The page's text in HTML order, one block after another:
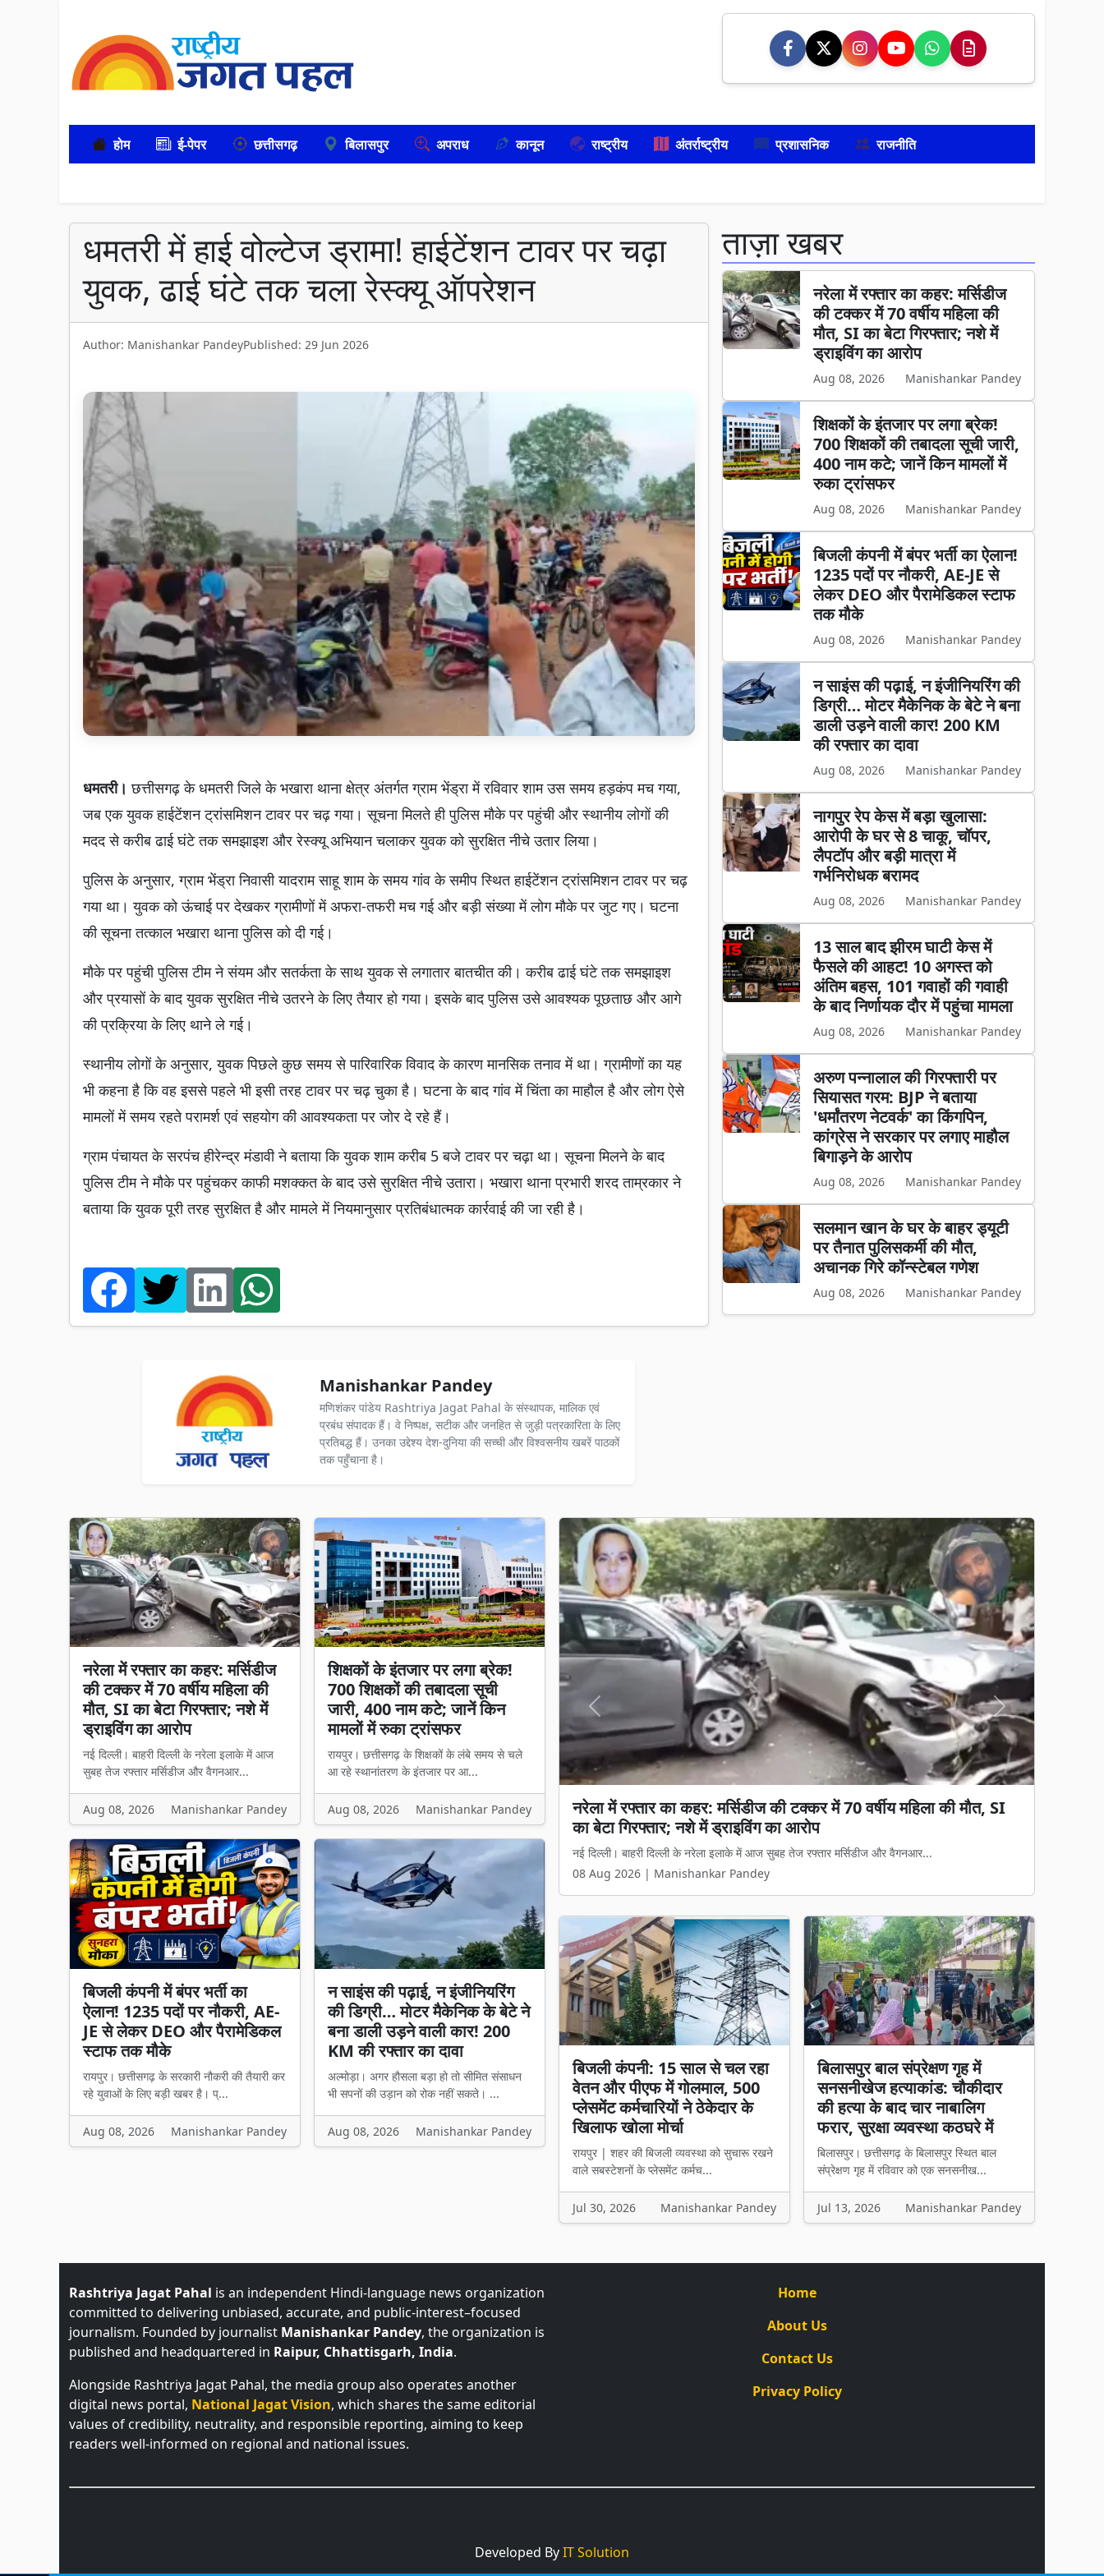
होम ई-पेपर छत्तीसगढ़ बिलासपुर अपराध कानून राष्ट्रीय अंतर्राष्ट्रीय प्रशासनिक राजनीति
धमतरी में हाई वोल्टेज ड्रामा! हाईटेंशन टावर पर चढ़ा
युवक, ढाई घंटे तक चला रेस्क्यू ऑपरेशन
Author: Manishankar PandeyPublished: 29 Jun 2026
धमतरी।छत्तीसगढ़ के धमतरी जिले के भखारा थाना क्षेत्र अंतर्गत ग्राम भेंड्रा में रविवार शाम उस समय हड़कंप मच गया,
जब एक युवक हाईटेंशन ट्रांसमिशन टावर पर चढ़ गया। सूचना मिलते ही पुलिस मौके पर पहुंची और स्थानीय लोगों की
मदद से करीब ढाई घंटे तक समझाइश और रेस्क्यू अभियान चलाकर युवक को सुरक्षित नीचे उतार लिया।
पुलिस के अनुसार, ग्राम भेंड्रा निवासी यादराम साहू शाम के समय गांव के समीप स्थित हाईटेंशन ट्रांसमिशन टावर पर चढ़
गया था। युवक को ऊंचाई पर देखकर ग्रामीणों में अफरा-तफरी मच गई और बड़ी संख्या में लोग मौके पर जुट गए। घटना
की सूचना तत्काल भखारा थाना पुलिस को दी गई।
मौके पर पहुंची पुलिस टीम ने संयम और सतर्कता के साथ युवक से लगातार बातचीत की। करीब ढाई घंटे तक समझाइश
और प्रयासों के बाद युवक सुरक्षित नीचे उतरने के लिए तैयार हो गया। इसके बाद पुलिस उसे आवश्यक पूछताछ और आगे
की प्रक्रिया के लिए थाने ले गई।
स्थानीय लोगों के अनुसार, युवक पिछले कुछ समय से पारिवारिक विवाद के कारण मानसिक तनाव में था। ग्रामीणों का यह
भी कहना है कि वह इससे पहले भी इसी तरह टावर पर चढ़ चुका है। घटना के बाद गांव में चिंता का माहौल है और लोग ऐसे
मामलों में समय रहते परामर्श एवं सहयोग की आवश्यकता पर जोर दे रहे हैं।
ग्राम पंचायत के सरपंच हीरेन्द्र मंडावी ने बताया कि युवक शाम करीब 5 बजे टावर पर चढ़ा था। सूचना मिलने के बाद
पुलिस टीम ने मौके पर पहुंचकर काफी मशक्कत के बाद उसे सुरक्षित नीचे उतारा। भखारा थाना प्रभारी शरद ताम्रकार ने
बताया कि युवक पूरी तरह सुरक्षित है और मामले में नियमानुसार प्रतिबंधात्मक कार्रवाई की जा रही है।
Manishankar Pandey
मणिशंकर पांडेय Rashtriya Jagat Pahal के संस्थापक, मालिक एवं
प्रबंध संपादक हैं। वे निष्पक्ष, सटीक और जनहित से जुड़ी पत्रकारिता के लिए
प्रतिबद्ध हैं। उनका उद्देश्य देश-दुनिया की सच्ची और विश्वसनीय खबरें पाठकों
तक पहुँचाना है।
ताज़ा खबर
नरेला में रफ्तार का कहर: मर्सिडीज
की टक्कर में 70 वर्षीय महिला की
मौत, SI का बेटा गिरफ्तार; नशे में
ड्राइविंग का आरोप
Aug 08, 2026 Manishankar Pandey
शिक्षकों के इंतजार पर लगा ब्रेक!
700 शिक्षकों की तबादला सूची जारी,
400 नाम कटे; जानें किन मामलों में
रुका ट्रांसफर
Aug 08, 2026 Manishankar Pandey
बिजली कंपनी में बंपर भर्ती का ऐलान!
1235 पदों पर नौकरी, AE-JE से
लेकर DEO और पैरामेडिकल स्टाफ
तक मौके
Aug 08, 2026 Manishankar Pandey
न साइंस की पढ़ाई, न इंजीनियरिंग की
डिग्री… मोटर मैकेनिक के बेटे ने बना
डाली उड़ने वाली कार! 200 KM
की रफ्तार का दावा
Aug 08, 2026 Manishankar Pandey
नागपुर रेप केस में बड़ा खुलासा:
आरोपी के घर से 8 चाकू, चॉपर,
लैपटॉप और बड़ी मात्रा में
गर्भनिरोधक बरामद
Aug 08, 2026 Manishankar Pandey
13 साल बाद झीरम घाटी केस में
फैसले की आहट! 10 अगस्त को
अंतिम बहस, 101 गवाहों की गवाही
के बाद निर्णायक दौर में पहुंचा मामला
Aug 08, 2026 Manishankar Pandey
अरुण पन्नालाल की गिरफ्तारी पर
सियासत गरम: BJP ने बताया
'धर्मांतरण नेटवर्क' का किंगपिन,
कांग्रेस ने सरकार पर लगाए माहौल
बिगाड़ने के आरोप
Aug 08, 2026 Manishankar Pandey
सलमान खान के घर के बाहर ड्यूटी
पर तैनात पुलिसकर्मी की मौत,
अचानक गिरे कॉन्स्टेबल गणेश
Aug 08, 2026 Manishankar Pandey
नरेला में रफ्तार का कहर: मर्सिडीज
की टक्कर में 70 वर्षीय महिला की
मौत, SI का बेटा गिरफ्तार; नशे में
ड्राइविंग का आरोप
नई दिल्ली। बाहरी दिल्ली के नरेला इलाके में आज
सुबह तेज रफ्तार मर्सिडीज और वैगनआर...
Aug 08, 2026 Manishankar Pandey
शिक्षकों के इंतजार पर लगा ब्रेक!
700 शिक्षकों की तबादला सूची
जारी, 400 नाम कटे; जानें किन
मामलों में रुका ट्रांसफर
रायपुर। छत्तीसगढ़ के शिक्षकों के लंबे समय से चले
आ रहे स्थानांतरण के इंतजार पर आ...
Aug 08, 2026 Manishankar Pandey
बिजली कंपनी में बंपर भर्ती का
ऐलान! 1235 पदों पर नौकरी, AE-
JE से लेकर DEO और पैरामेडिकल
स्टाफ तक मौके
रायपुर। छत्तीसगढ़ के सरकारी नौकरी की तैयारी कर
रहे युवाओं के लिए बड़ी खबर है। प्...
Aug 08, 2026 Manishankar Pandey
न साइंस की पढ़ाई, न इंजीनियरिंग
की डिग्री… मोटर मैकेनिक के बेटे ने
बना डाली उड़ने वाली कार! 200
KM की रफ्तार का दावा
अल्मोड़ा। अगर हौसला बड़ा हो तो सीमित संसाधन
भी सपनों की उड़ान को रोक नहीं सकते। ...
Aug 08, 2026 Manishankar Pandey
नरेला में रफ्तार का कहर: मर्सिडीज की टक्कर में 70 वर्षीय महिला की मौत, SI
का बेटा गिरफ्तार; नशे में ड्राइविंग का आरोप
नई दिल्ली। बाहरी दिल्ली के नरेला इलाके में आज सुबह तेज रफ्तार मर्सिडीज और वैगनआर...
08 Aug 2026 | Manishankar Pandey
शिक्षकों के इंतजार पर लगा ब्रेक! 700 शिक्षकों की तबादला सूची जारी, 400
नाम कटे; जानें किन मामलों में रुका ट्रांसफर
रायपुर। छत्तीसगढ़ के शिक्षकों के लंबे समय से चले आ रहे स्थानांतरण के इंतजार पर आ...
08 Aug 2026 | Manishankar Pandey
Previous Next
बिजली कंपनी: 15 साल से चल रहा
वेतन और पीएफ में गोलमाल, 500
प्लेसमेंट कर्मचारियों ने ठेकेदार के
खिलाफ खोला मोर्चा
रायपुर | शहर की बिजली व्यवस्था को सुचारू रखने
वाले सबस्टेशनों के प्लेसमेंट कर्मच...
Jul 30, 2026 Manishankar Pandey
बिलासपुर बाल संप्रेक्षण गृह में
सनसनीखेज हत्याकांड: चौकीदार
की हत्या के बाद चार नाबालिग
फरार, सुरक्षा व्यवस्था कठघरे में
बिलासपुर। छत्तीसगढ़ के बिलासपुर स्थित बाल
संप्रेक्षण गृह में रविवार को एक सनसनीख...
Jul 13, 2026 Manishankar Pandey
Rashtriya Jagat Pahal is an independent Hindi-language news organization
committed to delivering unbiased, accurate, and public-interest–focused
journalism. Founded by journalist Manishankar Pandey, the organization is
published and headquartered in Raipur, Chhattisgarh, India.
Alongside Rashtriya Jagat Pahal, the media group also operates another
digital news portal, National Jagat Vision, which shares the same editorial
values of credibility, neutrality, and responsible reporting, aiming to keep
readers well-informed on regional and national issues.
Home
About Us
Contact Us
Privacy Policy
Developed ByIT Solution